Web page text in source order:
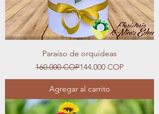
Paraíso de orquídeas
Precio
160.000 COPPrecio de oferta
144.000 COP
Agregar al carrito